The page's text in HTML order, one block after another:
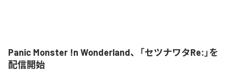
Panic Monster !n Wonderland、「セツナワタRe:」を
配信開始